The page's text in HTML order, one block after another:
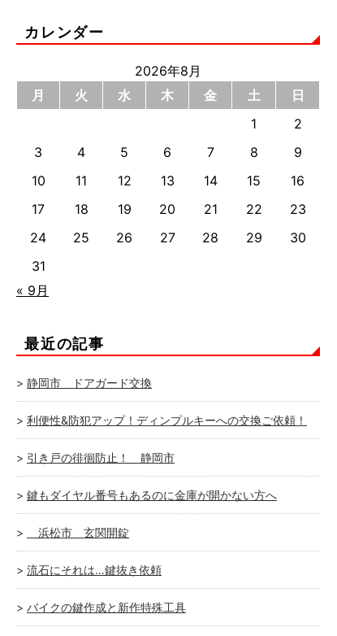
カレンダー
2026年8月
月
火 水 木 金 土
日
1
2
3
4 5 6 7 8
9
10
11 12 13 14 15
16
17
18 19 20 21 22
23
24
25 26 27 28 29
30
31
« 9月
最近の記事
静岡市 ドアガード交換
利便性&防犯アップ！ディンプルキーへの交換ご依頼！
引き戸の徘徊防止！ 静岡市
鍵もダイヤル番号もあるのに金庫が開かない方へ
浜松市 玄関開錠
流石にそれは…鍵抜き依頼
バイクの鍵作成と新作特殊工具